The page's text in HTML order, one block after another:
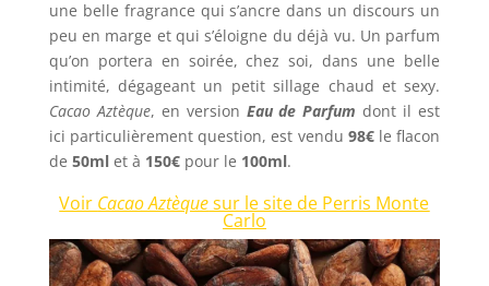
une belle fragrance qui s’ancre dans un discours un
peu en marge et qui s’éloigne du déjà vu. Un parfum
qu’on portera en soirée, chez soi, dans une belle
intimité, dégageant un petit sillage chaud et sexy.
Cacao Aztèque, en version Eau de Parfum dont il est
ici particulièrement question, est vendu 98€le flacon
de 50mlet à 150€pour le 100ml.
Voir Cacao Aztèquesur le site de Perris Monte
Carlo